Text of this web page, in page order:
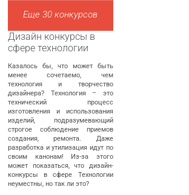
Еще 30 конкурсов
Дизайн конкурсы в
сфере технологии
Казалось бы, что может быть
менее сочетаемо, чем
технология и творчество
дизайнера? Технология – это
технический процесс
изготовления и использования
изделий, подразумевающий
строгое соблюдение приемов
создания, ремонта. Даже
разработка и утилизация идут по
своим канонам! Из-за этого
может показаться, что дизайн-
конкурсы в сфере Технологии
неуместны, но так ли это?